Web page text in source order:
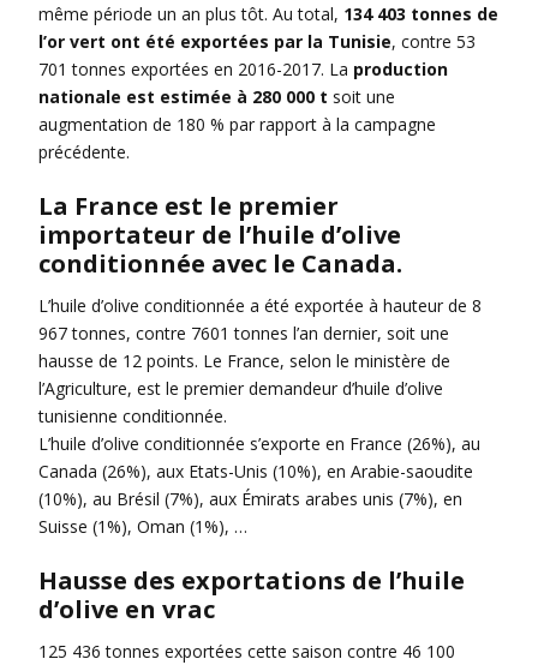
même période un an plus tôt. Au total, 134 403 tonnes de
l’or vert ont été exportées par la Tunisie, contre 53
701 tonnes exportées en 2016-2017. La production
nationale est estimée à 280 000 t soit une
augmentation de 180 % par rapport à la campagne
précédente.
La France est le premier
importateur de l’huile d’olive
conditionnée avec le Canada.
L’huile d’olive conditionnée a été exportée à hauteur de 8
967 tonnes, contre 7601 tonnes l’an dernier, soit une
hausse de 12 points. Le France, selon le ministère de
l’Agriculture, est le premier demandeur d’huile d’olive
tunisienne conditionnée.
L’huile d’olive conditionnée s’exporte en France (26%), au
Canada (26%), aux Etats-Unis (10%), en Arabie-saoudite
(10%), au Brésil (7%), aux Émirats arabes unis (7%), en
Suisse (1%), Oman (1%), …
Hausse des exportations de l’huile
d’olive en vrac
125 436 tonnes exportées cette saison contre 46 100